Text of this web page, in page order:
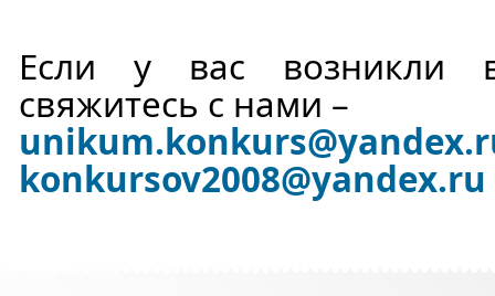
Если у вас возникли
свяжитесь с нами –
unikum.konkurs
konkursov2008@yandex.ru